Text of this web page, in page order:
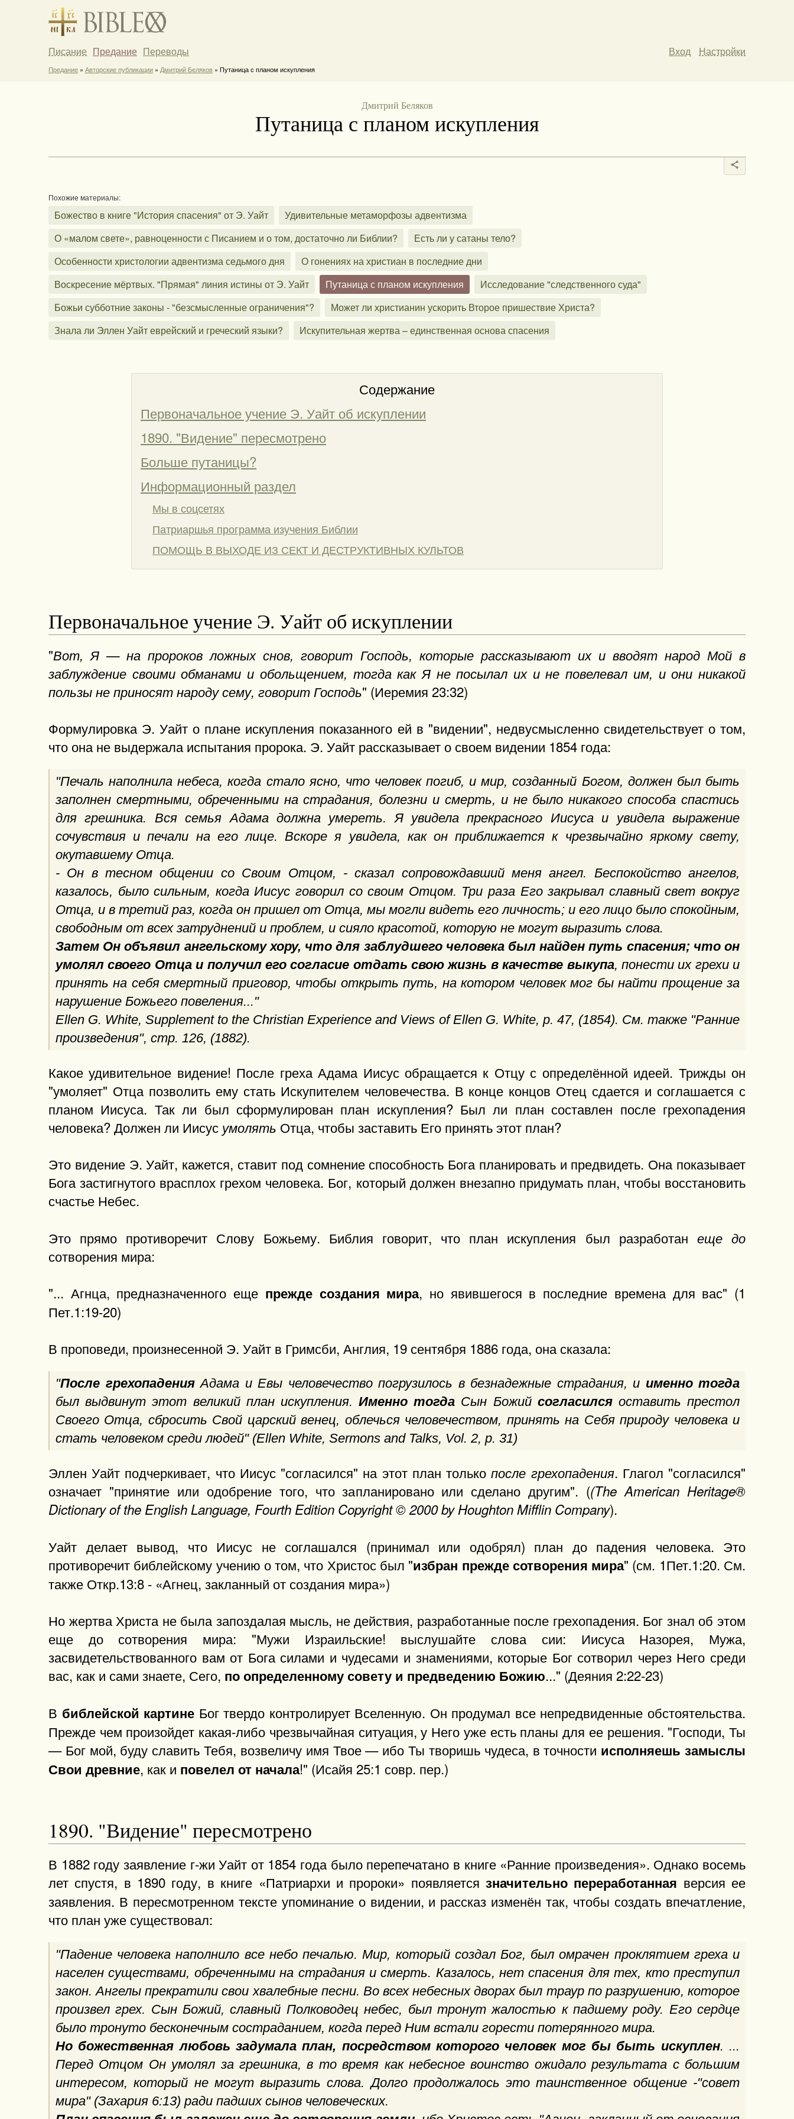
Писание Предание Переводы Вход Настройки
Предание » Авторские публикации » Дмитрий Беляков » Путаница с планом искупления
Дмитрий Беляков
Путаница с планом искупления
Похожие материалы:
Божество в книге "История спасения" от Э. Уайт
Удивительные метаморфозы адвентизма
О «малом свете», равноценности с Писанием и о том, достаточно ли Библии?
Есть ли у сатаны тело?
Особенности христологии адвентизма седьмого дня
О гонениях на христиан в последние дни
Воскресение мёртвых. "Прямая" линия истины от Э. Уайт
Путаница с планом искупления
Исследование "следственного суда"
Божьи субботние законы - "безсмысленные ограничения"?
Может ли христианин ускорить Второе пришествие Христа?
Знала ли Эллен Уайт еврейский и греческий языки?
Искупительная жертва – единственная основа спасения
Содержание
Первоначальное учение Э. Уайт об искуплении
1890. "Видение" пересмотрено
Больше путаницы?
Информационный раздел
Мы в соцсетях
Патриаршья программа изучения Библии
ПОМОЩЬ В ВЫХОДЕ ИЗ СЕКТ И ДЕСТРУКТИВНЫХ КУЛЬТОВ
Первоначальное учение Э. Уайт об искуплении
"Вот, Я — на пророков ложных снов, говорит Господь, которые рассказывают их и вводят народ Мой в
заблуждение своими обманами и обольщением, тогда как Я не посылал их и не повелевал им, и они никакой
пользы не приносят народу сему, говорит Господь" (Иеремия 23:32)
Формулировка Э. Уайт о плане искупления показанного ей в "видении", недвусмысленно свидетельствует о том,
что она не выдержала испытания пророка. Э. Уайт рассказывает о своем видении 1854 года:
"Печаль наполнила небеса, когда стало ясно, что человек погиб, и мир, созданный Богом, должен был быть
заполнен смертными, обреченными на страдания, болезни и смерть, и не было никакого способа спастись
для грешника. Вся семья Адама должна умереть. Я увидела прекрасного Иисуса и увидела выражение
сочувствия и печали на его лице. Вскоре я увидела, как он приближается к чрезвычайно яркому свету,
окутавшему Отца.
- Он в тесном общении со Своим Отцом, - сказал сопровождавший меня ангел. Беспокойство ангелов,
казалось, было сильным, когда Иисус говорил со своим Отцом. Три раза Его закрывал славный свет вокруг
Отца, и в третий раз, когда он пришел от Отца, мы могли видеть его личность; и его лицо было спокойным,
свободным от всех затруднений и проблем, и сияло красотой, которую не могут выразить слова.
Затем Он объявил ангельскому хору, что для заблудшего человека был найден путь спасения; что он
умолял своего Отца и получил его согласие отдать свою жизнь в качестве выкупа, понести их грехи и
принять на себя смертный приговор, чтобы открыть путь, на котором человек мог бы найти прощение за
нарушение Божьего повеления..."
Ellen G. White,Supplement to the Christian Experience and Views of Ellen G. White, p. 47, (1854). См. также "Ранние
произведения", стр. 126, (1882).
Какое удивительное видение! После греха Адама Иисус обращается к Отцу с определённой идеей. Трижды он
"умоляет" Отца позволить ему стать Искупителем человечества. В конце концов Отец сдается и соглашается с
планом Иисуса. Так ли был сформулирован план искупления? Был ли план составлен после грехопадения
человека? Должен ли Иисус умолять Отца, чтобы заставить Его принять этот план?
Это видение Э. Уайт, кажется, ставит под сомнение способность Бога планировать и предвидеть. Она показывает
Бога застигнутого врасплох грехом человека. Бог, который должен внезапно придумать план, чтобы восстановить
счастье Небес.
Это прямо противоречит Слову Божьему. Библия говорит, что план искупления был разработан еще до
сотворения мира:
"... Агнца, предназначенного еще прежде создания мира, но явившегося в последние времена для вас" (1
Пет.1:19-20)
В проповеди, произнесенной Э. Уайт в Гримсби, Англия, 19 сентября 1886 года, она сказала:
"После грехопаденияАдама и Евы человечество погрузилось в безнадежные страдания, и именно тогда
был выдвинут этот великий план искупления. Именно тогда Сын Божий согласилсяоставить престол
Своего Отца, сбросить Свой царский венец, облечься человечеством, принять на Себя природу человека и
стать человеком среди людей" (Ellen White, Sermons and Talks, Vol. 2, p. 31)
Эллен Уайт подчеркивает, что Иисус "согласился" на этот план толькопосле грехопадения. Глагол "согласился"
означает "принятие или одобрение того, что запланировано или сделано другим". ((The American Heritage®
Dictionary of the English Language, Fourth Edition Copyright © 2000 by Houghton Mifflin Company).
Уайт делает вывод, что Иисус не соглашался (принимал или одобрял) план до падения человека. Это
противоречит библейскому учению о том, что Христос был "избран прежде сотворения мира" (см. 1Пет.1:20. См.
также Откр.13:8 - «Агнец, закланный от создания мира»)
Но жертва Христа не была запоздалая мысль, не действия, разработанные после грехопадения. Бог знал об этом
еще до сотворения мира: "Мужи Израильские! выслушайте слова сии: Иисуса Назорея, Мужа,
засвидетельствованного вам от Бога силами и чудесами и знамениями, которые Бог сотворил через Него среди
вас, как и сами знаете, Сего, по определенному совету и предведению Божию..." (Деяния 2:22-23)
В библейской картине Бог твердо контролирует Вселенную. Он продумал все непредвиденные обстоятельства.
Прежде чем произойдет какая-либо чрезвычайная ситуация, у Него уже есть планы для ее решения. "Господи, Ты
— Бог мой, буду славить Тебя, возвеличу имя Твое — ибо Ты творишь чудеса, в точности исполняешь замыслы
Свои древние, как и повелел от начала!" (Исайя 25:1 совр. пер.)
1890. "Видение" пересмотрено
В 1882 году заявление г-жи Уайт от 1854 года было перепечатано в книге «Ранние произведения». Однако восемь
лет спустя, в 1890 году, в книге «Патриархи и пророки» появляется значительно переработанная версия ее
заявления. В пересмотренном тексте упоминание о видении, и рассказ изменён так, чтобы создать впечатление,
что план уже существовал:
"Падение человека наполнило все небо печалью. Мир, который создал Бог, был омрачен проклятием греха и
населен существами, обреченными на страдания и смерть. Казалось, нет спасения для тех, кто преступил
закон. Ангелы прекратили свои хвалебные песни. Во всех небесных дворах был траур по разрушению, которое
произвел грех. Сын Божий, славный Полководец небес, был тронут жалостью к падшему роду. Его сердце
было тронуто бесконечным состраданием, когда перед Ним встали горести потерянного мира.
Но божественная любовь задумала план, посредством которого человек мог бы быть искуплен. ...
Перед Отцом Он умолял за грешника, в то время как небесное воинство ожидало результата с большим
интересом, который не могут выразить слова. Долго продолжалось это таинственное общение -"совет
мира" (Захария 6:13) ради падших сынов человеческих.